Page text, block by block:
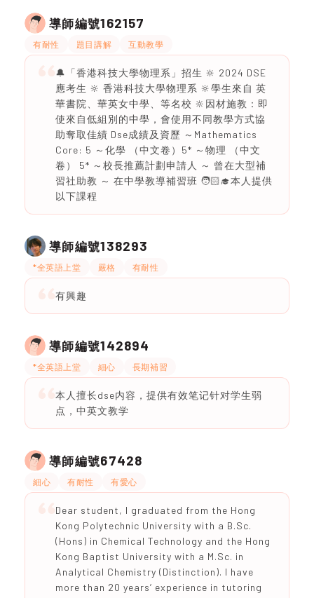
導師編號162157
有耐性 題目講解 互動教學
🔔「香港科技大學物理系」招生 🔆 2024 DSE
應考生 🔆 香港科技大學物理系 🔆學生來自 英
華書院、華英女中學、等名校 🔆因材施教：即
使來自低組別的中學，會使用不同教學方式協
助奪取佳績 Dse成績及資歷 ～Mathematics
Core: 5 ～化學 （中文卷）5* ～物理 （中文
卷） 5* ～校長推薦計劃申請人 ～ 曾在大型補
習社助教 ～ 在中學教導補習班 🧑🏻‍🎓本人提供
以下課程
導師編號138293
*全英語上堂 嚴格 有耐性
有興趣
導師編號142894
*全英語上堂 細心 長期補習
本人擅长dse内容，提供有效笔记针对学生弱
点，中英文教学
導師編號67428
細心 有耐性 有愛心
Dear student, I graduated from the Hong
Kong Polytechnic University with a B.Sc.
(Hons) in Chemical Technology and the Hong
Kong Baptist University with a M.Sc. in
Analytical Chemistry (Distinction). I have
more than 20 years’ experience in tutoring